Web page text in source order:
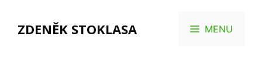
obsahZDENĚK STOKLASA MENU